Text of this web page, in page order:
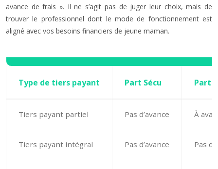
avance de frais ». Il ne s’agit pas de juger leur choix, mais de
trouver le professionnel dont le mode de fonctionnement est
aligné avec vos besoins financiers de jeune maman.
Type de tiers payant Part Sécu Part
Tiers payant partiel Pas d’avance À
Tiers payant intégral Pas d’avance Pas